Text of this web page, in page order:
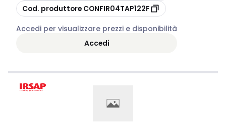
copia
Cod. produttore CONFIR04TAP122F
Accedi per visualizzare prezzi e disponibilità
Accedi